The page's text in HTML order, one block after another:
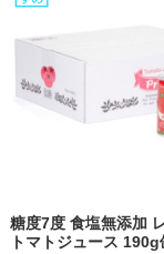
糖度7度 食塩無添加
トマトジュース